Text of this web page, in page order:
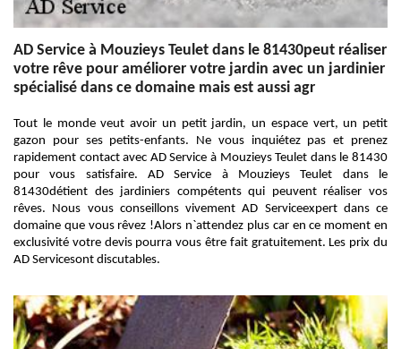
AD Service à Mouzieys Teulet dans le 81430peut réaliser
votre rêve pour améliorer votre jardin avec un jardinier
spécialisé dans ce domaine mais est aussi agr
Tout le monde veut avoir un petit jardin, un espace vert, un petit
gazon pour ses petits-enfants. Ne vous inquiétez pas et prenez
rapidement contact avec AD Service à Mouzieys Teulet dans le 81430
pour vous satisfaire. AD Service à Mouzieys Teulet dans le
81430détient des jardiniers compétents qui peuvent réaliser vos
rêves. Nous vous conseillons vivement AD Serviceexpert dans ce
domaine que vous rêvez !Alors n`attendez plus car en ce moment en
exclusivité votre devis pourra vous être fait gratuitement. Les prix du
AD Servicesont discutables.